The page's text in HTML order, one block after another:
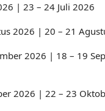
| 23 – 24 Juli 2026
2026 | 20 – 21
2026 | 18 – 19
2026 | 22 – 23